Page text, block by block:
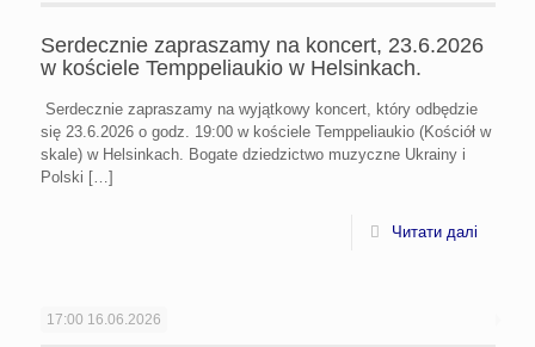
Serdecznie zapraszamy na koncert, 23.6.2026
w kościele Temppeliaukio w Helsinkach.
Serdecznie zapraszamy na wyjątkowy koncert, który odbędzie
się 23.6.2026 o godz. 19:00 w kościele Temppeliaukio (Kościół w
skale) w Helsinkach. Bogate dziedzictwo muzyczne Ukrainy i
Polski […]
Читати далі
17:00 16.06.2026